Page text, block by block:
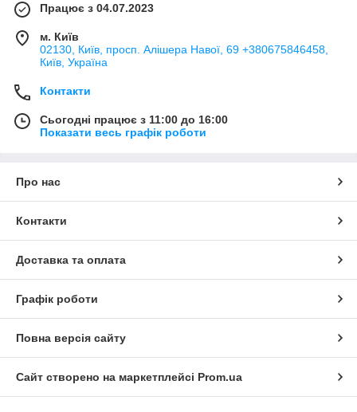
Працює з 04.07.2023
м. Київ
02130, Київ, просп. Алішера Навої, 69 +380675846458,
Київ, Україна
Контакти
Сьогодні працює з 11:00 до 16:00
Показати весь графік роботи
Про нас
Контакти
Доставка та оплата
Графік роботи
Повна версія сайту
Сайт створено на маркетплейсі Prom.ua